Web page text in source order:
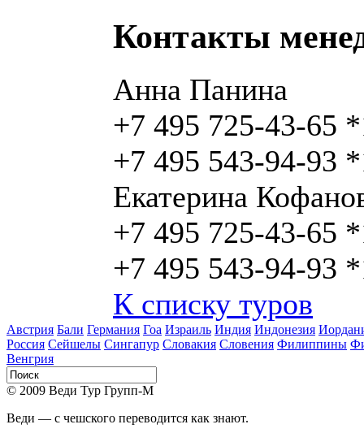
Контакты
Анна Панина
+7 495 725-43-65
+7 495 543-94-93
Екатерина
+7 495 725-43-65
+7 495 543-94-93
К списку туров
Австрия Бали Германия Гоа Израиль Индия Индонезия
Россия Сейшелы Сингапур Словакия Словения Филиппины
Венгрия
© 2009 Веди Тур Групп-М
Веди — с чешского переводится как знают.